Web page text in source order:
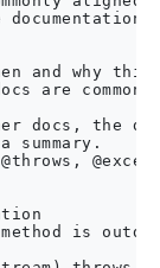
and why
the
is